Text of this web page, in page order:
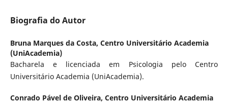
Biografia do Autor
Bruna Marques da Costa, Centro Universitário Academia
(UniAcademia)
Bacharela e licenciada em Psicologia pelo Centro
Universitário Academia (UniAcademia).
Conrado Pável de Oliveira, Centro Universitário Academia